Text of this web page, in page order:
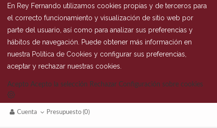
En Rey Fernando utilizamos cookies propias y de terceros para
el correcto funcionamiento y visualización de sitio web por
parte del usuario, así como para analizar sus preferencias y
hábitos de navegación. Puede obtener más información en
nuestra Política de Cookies y configurar sus preferencias,
aceptar y rechazar nuestras cookies.
Acepto Acepto la selección Rechazar Configuración sobre cookies
Cuenta Presupuesto (0)